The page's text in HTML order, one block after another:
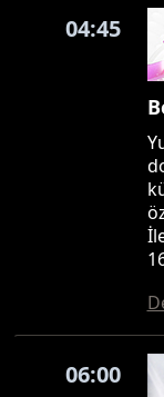
04:45
06:00